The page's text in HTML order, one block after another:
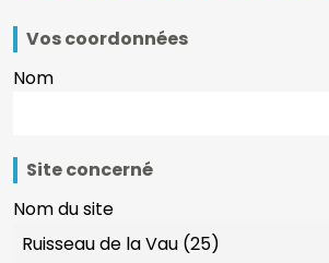
Vos coordonnées
Nom
Site concerné
Nom du site